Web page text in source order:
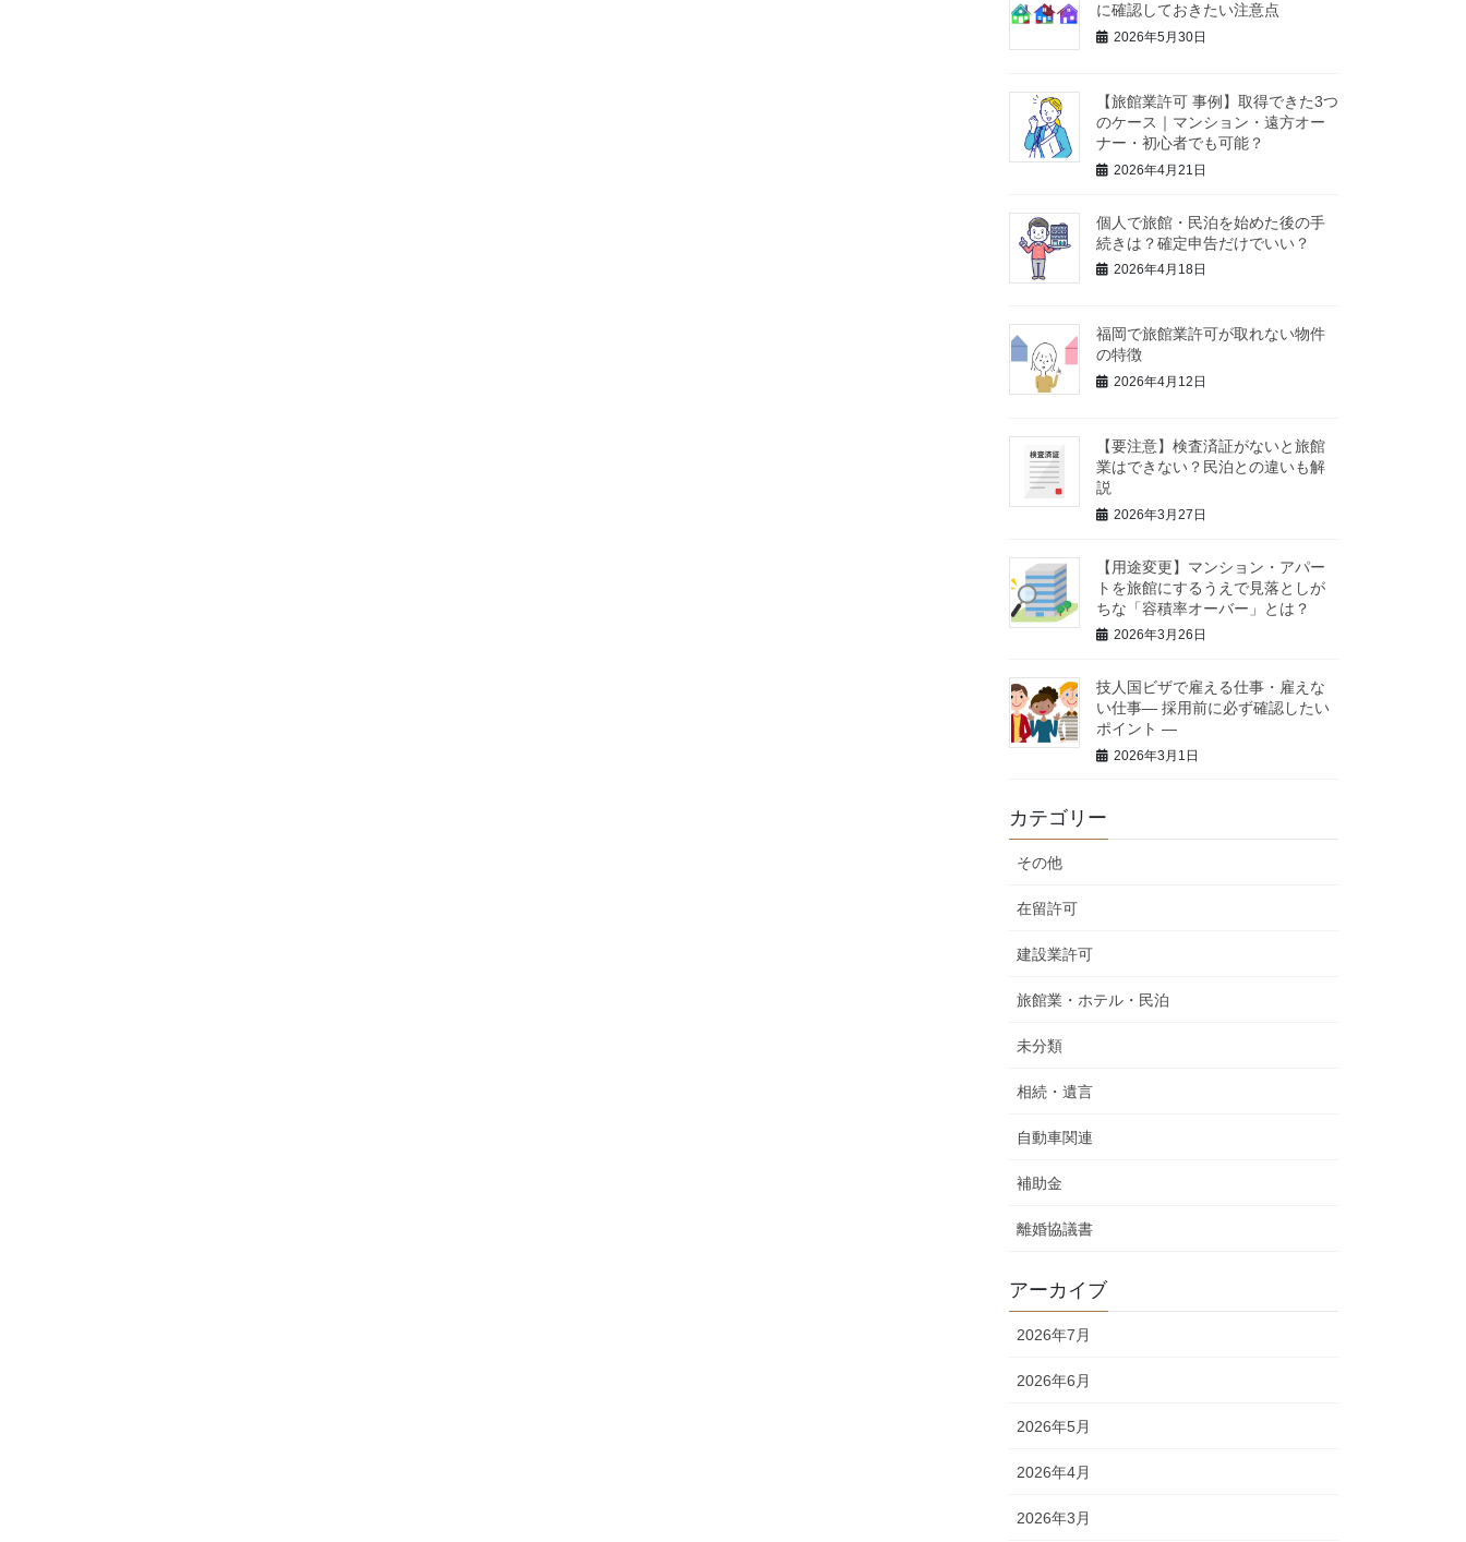
に確認しておきたい注意点
2026年5月30日
【旅館業許可 事例】取得できた3つ
のケース｜マンション・遠方オー
ナー・初心者でも可能？
2026年4月21日
個人で旅館・民泊を始めた後の手
続きは？確定申告だけでいい？
2026年4月18日
福岡で旅館業許可が取れない物件
の特徴
2026年4月12日
【要注意】検査済証がないと旅館
業はできない？民泊との違いも解
説
2026年3月27日
【用途変更】マンション・アパー
トを旅館にするうえで見落としが
ちな「容積率オーバー」とは？
2026年3月26日
技人国ビザで雇える仕事・雇えな
い仕事― 採用前に必ず確認したい
ポイント ―
2026年3月1日
カテゴリー
その他
在留許可
建設業許可
旅館業・ホテル・民泊
未分類
相続・遺言
自動車関連
補助金
離婚協議書
アーカイブ
2026年7月
2026年6月
2026年5月
2026年4月
2026年3月